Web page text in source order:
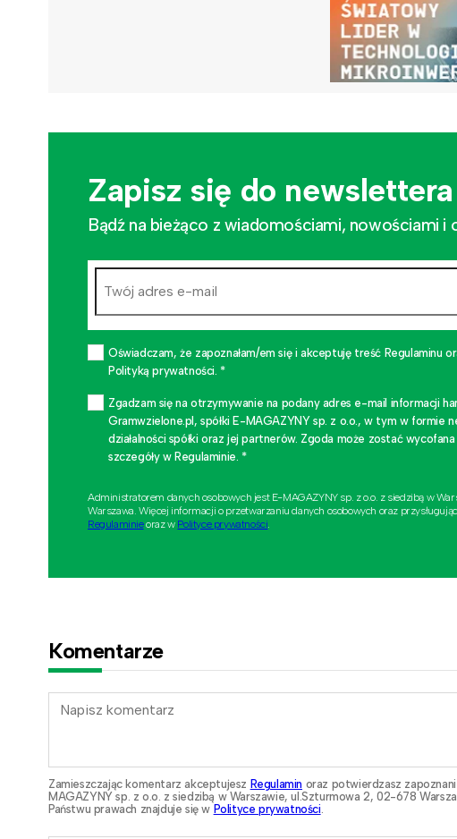
Zapisz się do
Bądź na bieżąco z wiadomościami, nowościami
Oświadczam, że zapoznałam/em się i akceptuję treść Regulaminu
Polityką prywatności. *
Zgadzam się na otrzymywanie na podany adres e-mail informacji
Gramwzielone.pl, spółki E-MAGAZYNY sp. z o.o., w tym w formie
działalności spółki oraz jej partnerów. Zgoda może zostać
szczegóły w Regulaminie. *
Administratorem danych osobowych jest E-MAGAZYNY sp. z o.o. z siedzibą w
Warszawa. Więcej informacji o przetwarzaniu danych osobowych oraz
Regulaminieoraz w Polityce prywatności
Komentarze
Zamieszczając komentarz akceptujesz Regulamin oraz potwierdzasz
MAGAZYNY sp. z o.o. z siedzibą w Warszawie, ul.Szturmowa 2, 02-678
Państwu prawach znajduje się w Polityce prywatności